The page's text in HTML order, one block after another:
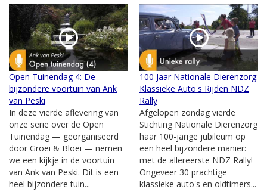
Open Tuinendag 4: De
bijzondere voortuin van Ank
van Peski
In deze vierde aflevering van
onze serie over de Open
Tuinendag — georganiseerd
door Groei & Bloei — nemen
we een kijkje in de voortuin
van Ank van Peski. Dit is een
heel bijzondere tuin...
100 Jaar Nationale Dierenzorg:
Klassieke Auto's Rijden NDZ
Rally
Afgelopen zondag vierde
Stichting Nationale Dierenzorg
haar 100-jarige jubileum op
een heel bijzondere manier:
met de allereerste NDZ Rally!
Ongeveer 30 prachtige
klassieke auto's en oldtimers...